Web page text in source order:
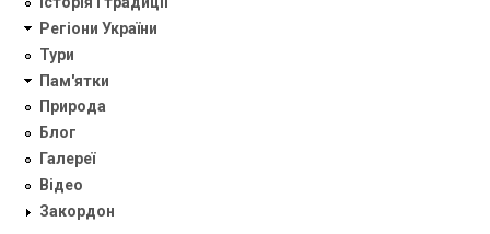
Регіони України
Тури
Пам'ятки
Природа
Блог
Галереї
Відео
Закордон